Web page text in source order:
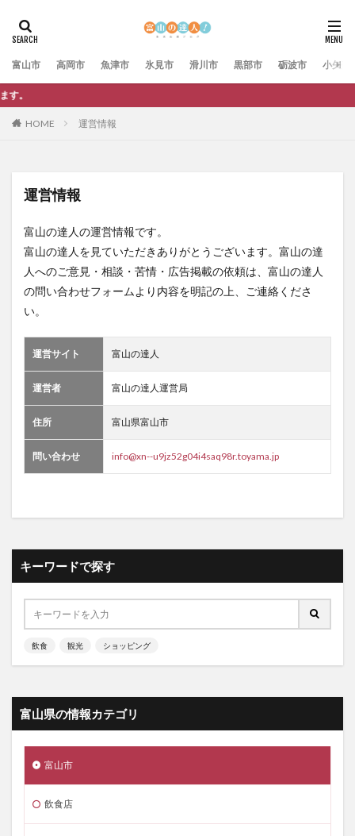
富山市 高岡市 魚津市 氷見市 滑川市 黒部市 砺波市 小矢部
HOME 運営情報
運営情報
富山の達人の運営情報です。
富山の達人を見ていただきありがとうございます。富山の達
人へのご意見・相談・苦情・広告掲載の依頼は、富山の達人
の問い合わせフォームより内容を明記の上、ご連絡くださ
い。
運営サイト 富山の達人
運営者 富山の達人運営局
住所 富山県富山市
問い合わせ info@xn--u9jz52g04i4saq98r.toyama.jp
キーワードで探す
飲食 観光 ショッピング
富山県の情報カテゴリ
富山市
飲食店